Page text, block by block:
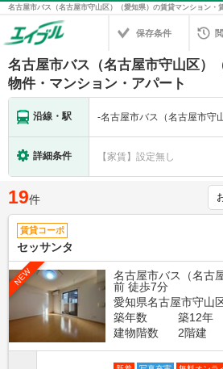
保存条件
名古屋市バス（名古屋市守山区）
物件・マンション・アパート
沿線・駅 -名古屋市バス（名古屋市守
詳細条件 【家賃】設定無し
19件
賃貸コーポ
セッサンタ
NEW
名古屋市バス（名古
前 徒歩7分
愛知県名古屋市守山
築年数
築12年
建物階数
2階建